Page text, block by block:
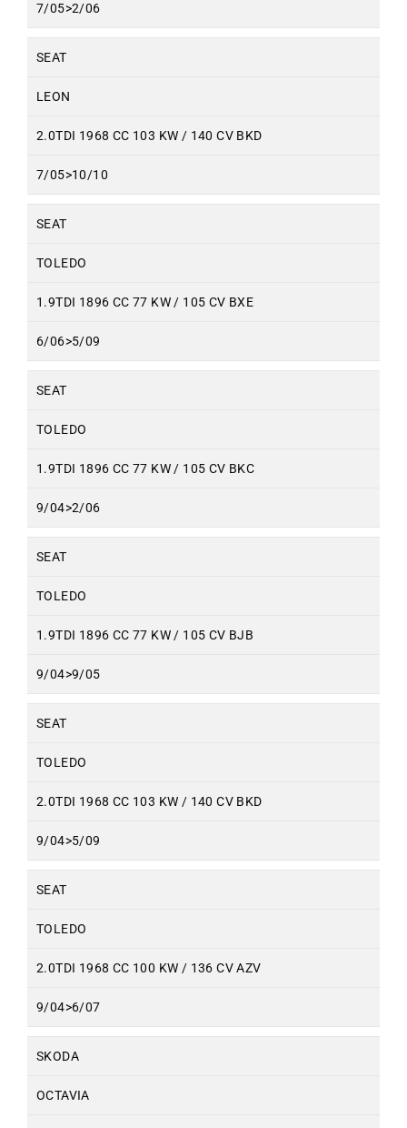
7/05>2/06
SEAT
LEON
2.0TDI 1968 CC 103 KW / 140 CV BKD
7/05>10/10
SEAT
TOLEDO
1.9TDI 1896 CC 77 KW / 105 CV BXE
6/06>5/09
SEAT
TOLEDO
1.9TDI 1896 CC 77 KW / 105 CV BKC
9/04>2/06
SEAT
TOLEDO
1.9TDI 1896 CC 77 KW / 105 CV BJB
9/04>9/05
SEAT
TOLEDO
2.0TDI 1968 CC 103 KW / 140 CV BKD
9/04>5/09
SEAT
TOLEDO
2.0TDI 1968 CC 100 KW / 136 CV AZV
9/04>6/07
SKODA
OCTAVIA